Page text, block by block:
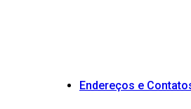
Endereços e